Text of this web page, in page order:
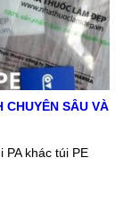
CHUYÊN SÂU VÀ
PA khác túi PE